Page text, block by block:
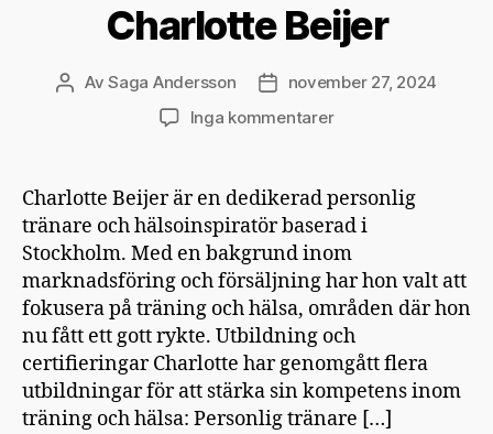
Charlotte Beijer
Inläggsförfattare
AvSaga Andersson Inläggsdatum
november 27, 2024
Inga kommentarertill
Charlotte Beijer är en dedikerad personlig
tränare och hälsoinspiratör baserad i
Stockholm. Med en bakgrund inom
marknadsföring och försäljning har hon valt att
fokusera på träning och hälsa, områden där hon
nu fått ett gott rykte. Utbildning och
certifieringar Charlotte har genomgått flera
utbildningar för att stärka sin kompetens inom
träning och hälsa: Personlig tränare […]